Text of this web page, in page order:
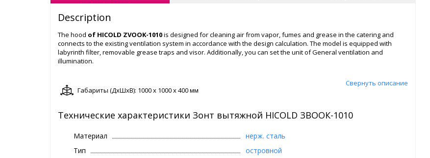
Description
The hood of HICOLD ZVOOK-1010is designed for cleaning air from vapor, fumes and grease in the catering and
connects to the existing ventilation system in accordance with the design calculation. The model is equipped with
labyrinth filter, removable grease traps and visor. Additionally, you can set the unit of General ventilation and
illumination.
Свернуть описание
Габариты (ДxШxВ): 1000 x 1000 x 400 мм
Технические характеристики Зонт вытяжной HICOLD ЗВООК-1010
Материал
нерж. сталь
Тип
островной